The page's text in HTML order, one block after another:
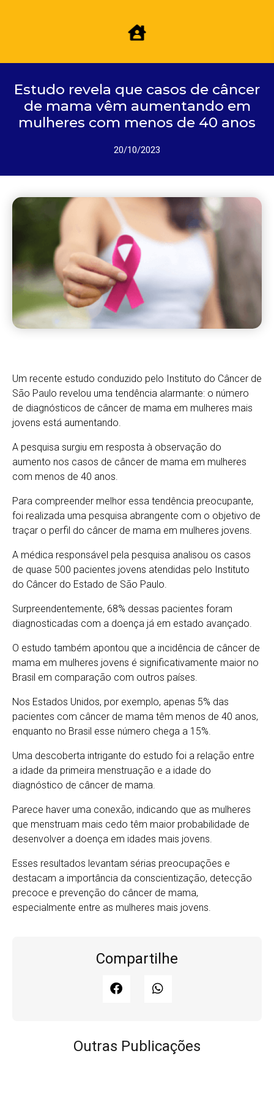
Estudo revela que casos de câncer
de mama vêm aumentando em
mulheres com menos de 40 anos
20/10/2023
Um recente estudo conduzido pelo Instituto do Câncer de
São Paulo revelou uma tendência alarmante: o número
de diagnósticos de câncer de mama em mulheres mais
jovens está aumentando.
A pesquisa surgiu em resposta à observação do
aumento nos casos de câncer de mama em mulheres
com menos de 40 anos.
Para compreender melhor essa tendência preocupante,
foi realizada uma pesquisa abrangente com o objetivo de
traçar o perfil do câncer de mama em mulheres jovens.
A médica responsável pela pesquisa analisou os casos
de quase 500 pacientes jovens atendidas pelo Instituto
do Câncer do Estado de São Paulo.
Surpreendentemente, 68% dessas pacientes foram
diagnosticadas com a doença já em estado avançado.
O estudo também apontou que a incidência de câncer de
mama em mulheres jovens é significativamente maior no
Brasil em comparação com outros países.
Nos Estados Unidos, por exemplo, apenas 5% das
pacientes com câncer de mama têm menos de 40 anos,
enquanto no Brasil esse número chega a 15%.
Uma descoberta intrigante do estudo foi a relação entre
a idade da primeira menstruação e a idade do
diagnóstico de câncer de mama.
Parece haver uma conexão, indicando que as mulheres
que menstruam mais cedo têm maior probabilidade de
desenvolver a doença em idades mais jovens.
Esses resultados levantam sérias preocupações e
destacam a importância da conscientização, detecção
precoce e prevenção do câncer de mama,
especialmente entre as mulheres mais jovens.
Compartilhe
Outras Publicações